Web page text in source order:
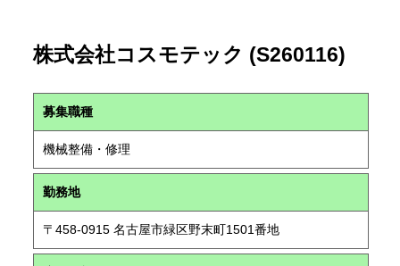
株式会社コスモテック (S260116)
募集職種
機械整備・修理
勤務地
〒458-0915 名古屋市緑区野末町1501番地